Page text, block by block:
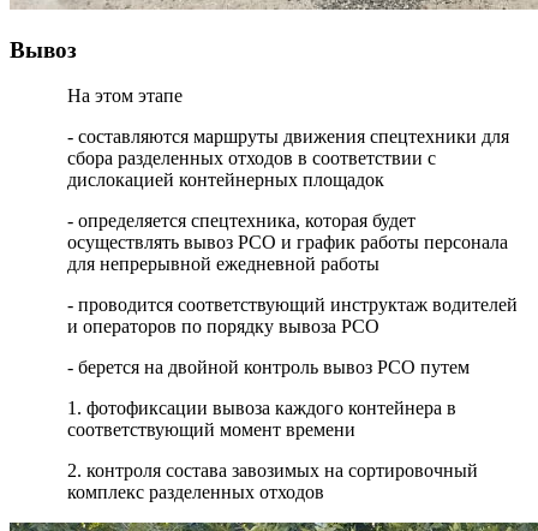
Вывоз
На этом этапе
- составляются маршруты движения спецтехники для
сбора разделенных отходов в соответствии с
дислокацией контейнерных площадок
- определяется спецтехника, которая будет
осуществлять вывоз РСО и график работы персонала
для непрерывной ежедневной работы
- проводится соответствующий инструктаж водителей
и операторов по порядку вывоза РСО
- берется на двойной контроль вывоз РСО путем
1. фотофиксации вывоза каждого контейнера в
соответствующий момент времени
2. контроля состава завозимых на сортировочный
комплекс разделенных отходов